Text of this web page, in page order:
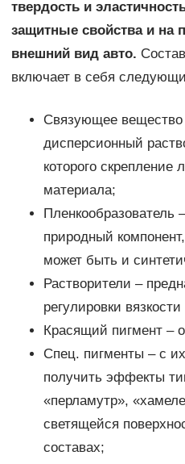
твердость и
защитные свойства и на
внешний вид авто.
включает в себя
Связующее
дисперсионный
которого скрепление
материала;
Пленкообразователь
природный
может быть и
Растворители –
регулировки вязкости
Красящий пигмент –
Спец. пигменты – с
получить эффекты
«перламутр»,
светящейся
составах;